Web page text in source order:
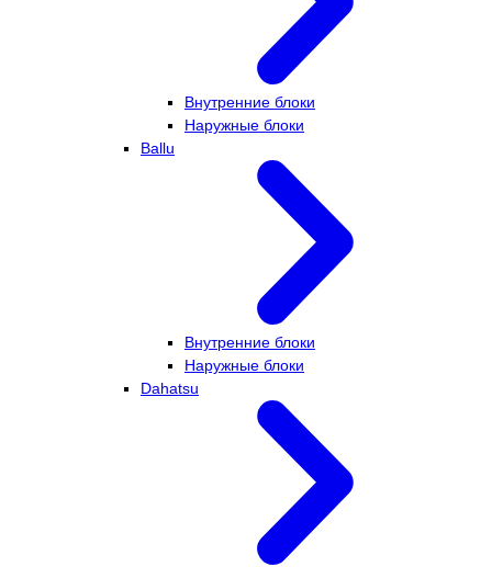
Внутренние блоки
Наружные блоки
Ballu
Внутренние блоки
Наружные блоки
Dahatsu